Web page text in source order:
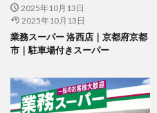
2025年10月13日
2025年10月13日
業務スーパー 洛西店｜京都府京都
市｜駐車場付きスーパー